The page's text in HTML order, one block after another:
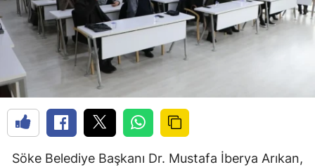
Söke Belediye Başkanı Dr. Mustafa İberya Arıkan,